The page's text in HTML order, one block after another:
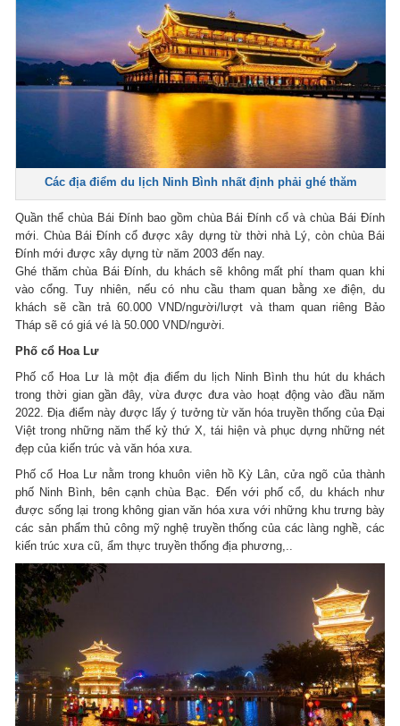
Các địa điểm du lịch Ninh Bình nhất định phải ghé thăm
Quần thể chùa Bái Đính bao gồm chùa Bái Đính cổ và chùa Bái Đính
mới. Chùa Bái Đính cổ được xây dựng từ thời nhà Lý, còn chùa Bái
Đính mới được xây dựng từ năm 2003 đến nay.
Ghé thăm chùa Bái Đính, du khách sẽ không mất phí tham quan khi
vào cổng. Tuy nhiên, nếu có nhu cầu tham quan bằng xe điện, du
khách sẽ cần trả 60.000 VND/người/lượt và tham quan riêng Bảo
Tháp sẽ có giá vé là 50.000 VND/người.
Phố cổ Hoa Lư
Phố cổ Hoa Lư là một địa điểm du lịch Ninh Bình thu hút du khách
trong thời gian gần đây, vừa được đưa vào hoạt động vào đầu năm
2022. Địa điểm này được lấy ý tưởng từ văn hóa truyền thống của Đại
Việt trong những năm thế kỷ thứ X, tái hiện và phục dựng những nét
đẹp của kiến trúc và văn hóa xưa.
Phố cổ Hoa Lư nằm trong khuôn viên hồ Kỳ Lân, cửa ngõ của thành
phố Ninh Bình, bên cạnh chùa Bạc. Đến với phố cổ, du khách như
được sống lại trong không gian văn hóa xưa với những khu trưng bày
các sản phẩm thủ công mỹ nghệ truyền thống của các làng nghề, các
kiến trúc xưa cũ, ẩm thực truyền thống địa phương,..